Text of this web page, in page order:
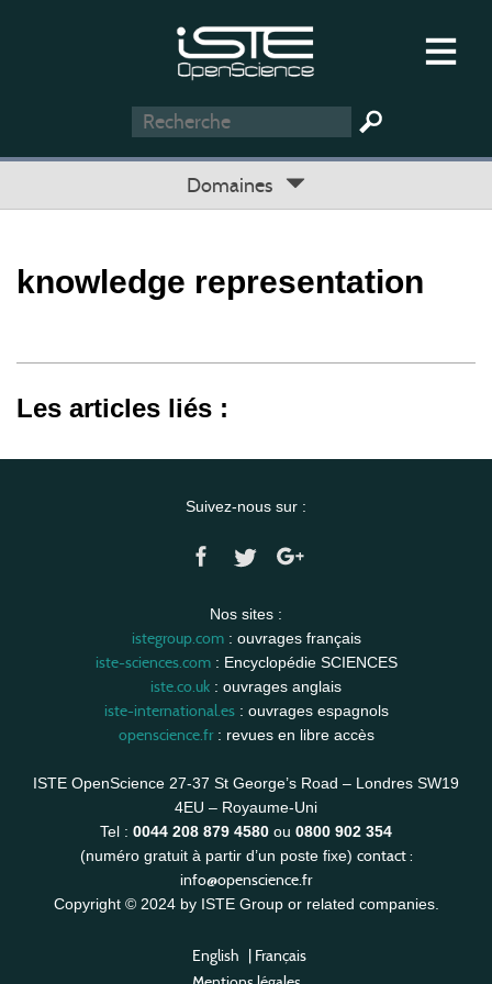
Domaines
knowledge representation
Les articles liés :
Suivez-nous sur :
Nos sites :
istegroup.com: ouvrages français
iste-sciences.com: Encyclopédie SCIENCES
iste.co.uk : ouvrages anglais
iste-international.es: ouvrages espagnols
openscience.fr: revues en libre accès
ISTE OpenScience 27-37 St George’s Road – Londres SW19
4EU – Royaume-Uni
Tel : 0044 208 879 4580 ou 0800 902 354
(numéro gratuit à partir d’un poste fixe) contact :
info@openscience.fr
Copyright © 2024 by ISTE Group or related companies.
English | Français